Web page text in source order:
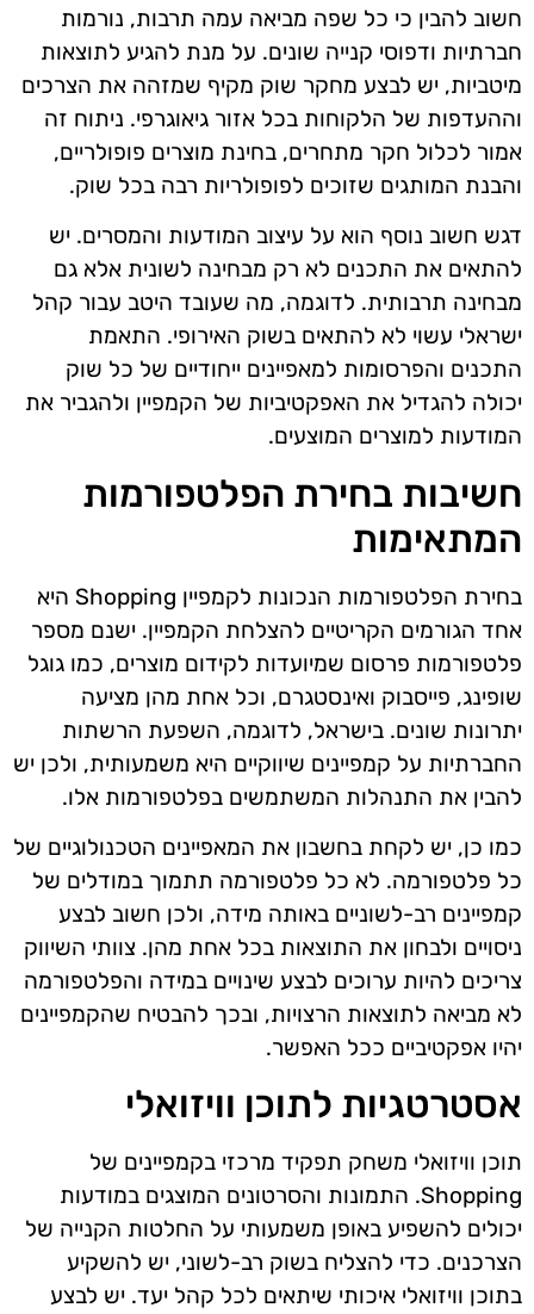
חשוב להבין כי כל שפה מביאה עמה תרבות, נורמות
חברתיות ודפוסי קנייה שונים. על מנת להגיע לתוצאות
מיטביות, יש לבצע מחקר שוק מקיף שמזהה את הצרכים
וההעדפות של הלקוחות בכל אזור גיאוגרפי. ניתוח זה
אמור לכלול חקר מתחרים, בחינת מוצרים פופולריים,
והבנת המותגים שזוכים לפופולריות רבה בכל שוק.
דגש חשוב נוסף הוא על עיצוב המודעות והמסרים. יש
להתאים את התכנים לא רק מבחינה לשונית אלא גם
מבחינה תרבותית. לדוגמה, מה שעובד היטב עבור קהל
ישראלי עשוי לא להתאים בשוק האירופי. התאמת
התכנים והפרסומות למאפיינים ייחודיים של כל שוק
יכולה להגדיל את האפקטיביות של הקמפיין ולהגביר את
המודעות למוצרים המוצעים.
חשיבות בחירת הפלטפורמות
המתאימות
בחירת הפלטפורמות הנכונות לקמפיין Shopping היא
אחד הגורמים הקריטיים להצלחת הקמפיין. ישנם מספר
פלטפורמות פרסום שמיועדות לקידום מוצרים, כמו גוגל
שופינג, פייסבוק ואינסטגרם, וכל אחת מהן מציעה
יתרונות שונים. בישראל, לדוגמה, השפעת הרשתות
החברתיות על קמפיינים שיווקיים היא משמעותית, ולכן יש
להבין את התנהלות המשתמשים בפלטפורמות אלו.
כמו כן, יש לקחת בחשבון את המאפיינים הטכנולוגיים של
כל פלטפורמה. לא כל פלטפורמה תתמוך במודלים של
קמפיינים רב-לשוניים באותה מידה, ולכן חשוב לבצע
ניסויים ולבחון את התוצאות בכל אחת מהן. צוותי השיווק
צריכים להיות ערוכים לבצע שינויים במידה והפלטפורמה
לא מביאה לתוצאות הרצויות, ובכך להבטיח שהקמפיינים
יהיו אפקטיביים ככל האפשר.
אסטרטגיות לתוכן וויזואלי
תוכן וויזואלי משחק תפקיד מרכזי בקמפיינים של
Shopping. התמונות והסרטונים המוצגים במודעות
יכולים להשפיע באופן משמעותי על החלטות הקנייה של
הצרכנים. כדי להצליח בשוק רב-לשוני, יש להשקיע
בתוכן וויזואלי איכותי שיתאים לכל קהל יעד. יש לבצע